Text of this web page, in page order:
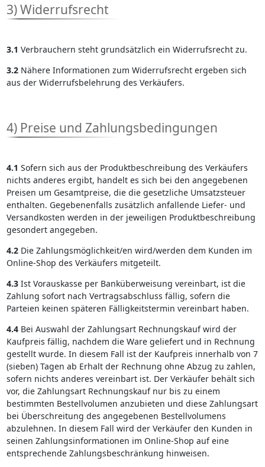
3) Widerrufsrecht
3.1 Verbrauchern steht grundsätzlich ein Widerrufsrecht zu.
3.2Nähere Informationen zum Widerrufsrecht ergeben sich
aus der Widerrufsbelehrung des Verkäufers.
4) Preise und Zahlungsbedingungen
4.1 Sofern sich aus der Produktbeschreibung des Verkäufers
nichts anderes ergibt, handelt es sich bei den angegebenen
Preisen um Gesamtpreise, die die gesetzliche Umsatzsteuer
enthalten. Gegebenenfalls zusätzlich anfallende Liefer- und
Versandkosten werden in der jeweiligen Produktbeschreibung
gesondert angegeben.
4.2Die Zahlungsmöglichkeit/en wird/werden dem Kunden im
Online-Shop des Verkäufers mitgeteilt.
4.3Ist Vorauskasse per Banküberweisung vereinbart, ist die
Zahlung sofort nach Vertragsabschluss fällig, sofern die
Parteien keinen späteren Fälligkeitstermin vereinbart haben.
4.4Bei Auswahl der Zahlungsart Rechnungskauf wird der
Kaufpreis fällig, nachdem die Ware geliefert und in Rechnung
gestellt wurde. In diesem Fall ist der Kaufpreis innerhalb von 7
(sieben) Tagen ab Erhalt der Rechnung ohne Abzug zu zahlen,
sofern nichts anderes vereinbart ist. Der Verkäufer behält sich
vor, die Zahlungsart Rechnungskauf nur bis zu einem
bestimmten Bestellvolumen anzubieten und diese Zahlungsart
bei Überschreitung des angegebenen Bestellvolumens
abzulehnen. In diesem Fall wird der Verkäufer den Kunden in
seinen Zahlungsinformationen im Online-Shop auf eine
entsprechende Zahlungsbeschränkung hinweisen.